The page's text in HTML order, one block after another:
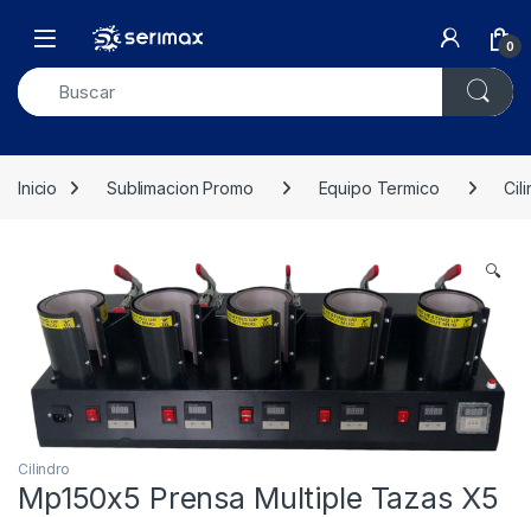
Open 0
Inicio Sublimacion Promo Equipo Termico
🔍
Cilindro
Mp150x5 Prensa Multiple Tazas X5